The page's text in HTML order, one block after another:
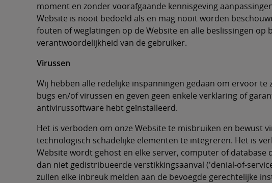
moment en zonder voorafgaande kennisgeving
Website is nooit bedoeld als en mag nooit worden
fouten of weglatingen op de Website en alle beslissingen
verantwoordelijkheid van de gebruiker.
Virussen
Wij hebben alle redelijke inspanningen gedaan om ervoor
bugs en/of virussen en geven geen enkele verklaring of
antivirussoftware hebt geïnstalleerd.
Het is verboden om onze Website te misbruiken en bewust
technologisch schadelijke elementen te integreren. Het is
Website wordt gehost en elke server, computer of database
dan niet gedistribueerde verstikkingsaanval ('denial-of-
zullen elke inbreuk melden aan de bevoegde gerechtelijke